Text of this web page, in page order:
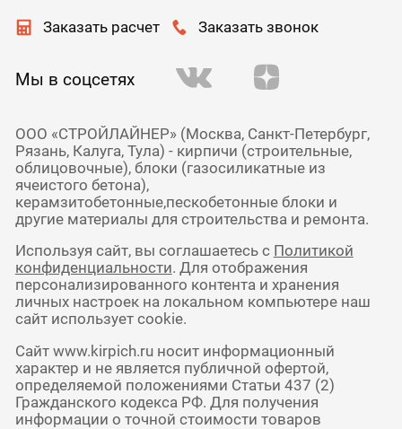
Заказать расчет Заказать звонок
Мы в соцсетях
ООО «СТРОЙЛАЙНЕР» (Москва, Санкт-Петербург,
Рязань, Калуга, Тула) - кирпичи (строительные,
облицовочные), блоки (газосиликатные из
ячеистого бетона),
керамзитобетонные,пескобетонные блоки и
другие материалы для строительства и ремонта.
Используя сайт, вы соглашаетесь с Политикой
конфиденциальности. Для отображения
персонализированного контента и хранения
личных настроек на локальном компьютере наш
сайт использует cookie.
Сайт www.kirpich.ru носит информационный
характер и не является публичной офертой,
определяемой положениями Статьи 437 (2)
Гражданского кодекса РФ. Для получения
информации о точной стоимости товаров